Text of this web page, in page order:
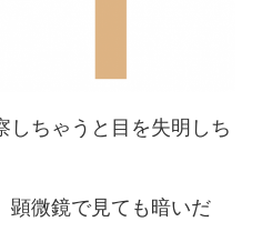
しちゃうと目を失明しち
顕微鏡で見ても暗いだ